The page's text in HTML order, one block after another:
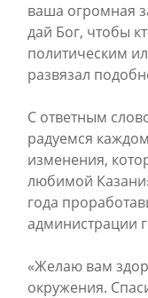
ваша огромная
дай Бог, чтобы
политическим
развязал
С ответным
радуемся
изменения,
любимой
года
администрации
«Желаю вам
окружения.